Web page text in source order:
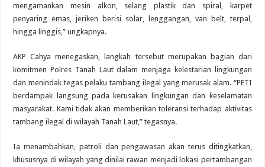
mengamankan mesin alkon, selang plastik dan spiral, karpet
penyaring emas, jeriken berisi solar, lenggangan, van belt, terpal,
hingga linggis,” ungkapnya.
AKP Cahya menegaskan, langkah tersebut merupakan bagian dari
komitmen Polres Tanah Laut dalam menjaga kelestarian lingkungan
dan menindak tegas pelaku tambang ilegal yang merusak alam. “PETI
berdampak langsung pada kerusakan lingkungan dan keselamatan
masyarakat. Kami tidak akan memberikan toleransi terhadap aktivitas
tambang ilegal di wilayah Tanah Laut,” tegasnya.
Ia menambahkan, patroli dan pengawasan akan terus ditingkatkan,
khususnya di wilayah yang dinilai rawan menjadi lokasi pertambangan